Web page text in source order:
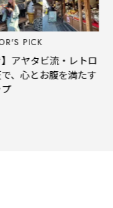
PICK
ヤタビ流・レトロ
心とお腹を満たす